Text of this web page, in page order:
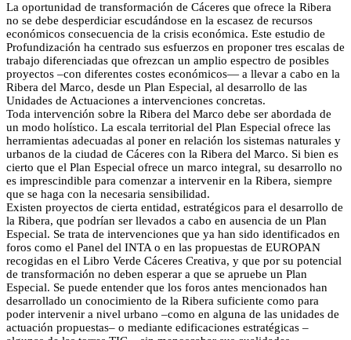
La oportunidad de transformación de Cáceres que ofrece la Ribera
no se debe desperdiciar escudándose en la escasez de recursos
económicos consecuencia de la crisis económica. Este estudio de
Profundización ha centrado sus esfuerzos en proponer tres escalas de
trabajo diferenciadas que ofrezcan un amplio espectro de posibles
proyectos –con diferentes costes económicos— a llevar a cabo en la
Ribera del Marco, desde un Plan Especial, al desarrollo de las
Unidades de Actuaciones a intervenciones concretas.
Toda intervención sobre la Ribera del Marco debe ser abordada de
un modo holístico. La escala territorial del Plan Especial ofrece las
herramientas adecuadas al poner en relación los sistemas naturales y
urbanos de la ciudad de Cáceres con la Ribera del Marco. Si bien es
cierto que el Plan Especial ofrece un marco integral, su desarrollo no
es imprescindible para comenzar a intervenir en la Ribera, siempre
que se haga con la necesaria sensibilidad.
Existen proyectos de cierta entidad, estratégicos para el desarrollo de
la Ribera, que podrían ser llevados a cabo en ausencia de un Plan
Especial. Se trata de intervenciones que ya han sido identificados en
foros como el Panel del INTA o en las propuestas de EUROPAN
recogidas en el Libro Verde Cáceres Creativa, y que por su potencial
de transformación no deben esperar a que se apruebe un Plan
Especial. Se puede entender que los foros antes mencionados han
desarrollado un conocimiento de la Ribera suficiente como para
poder intervenir a nivel urbano –como en alguna de las unidades de
actuación propuestas– o mediante edificaciones estratégicas –